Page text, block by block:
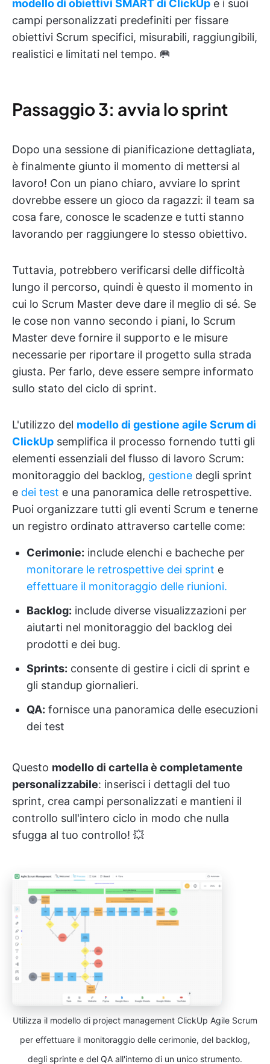
modello di obiettivi SMART di ClickUp e i suoi
campi personalizzati predefiniti per fissare
obiettivi Scrum specifici, misurabili, raggiungibili,
realistici e limitati nel tempo. 🥅
Passaggio 3: avvia lo sprint
Dopo una sessione di pianificazione dettagliata,
è finalmente giunto il momento di mettersi al
lavoro! Con un piano chiaro, avviare lo sprint
dovrebbe essere un gioco da ragazzi: il team sa
cosa fare, conosce le scadenze e tutti stanno
lavorando per raggiungere lo stesso obiettivo.
Tuttavia, potrebbero verificarsi delle difficoltà
lungo il percorso, quindi è questo il momento in
cui lo Scrum Master deve dare il meglio di sé. Se
le cose non vanno secondo i piani, lo Scrum
Master deve fornire il supporto e le misure
necessarie per riportare il progetto sulla strada
giusta. Per farlo, deve essere sempre informato
sullo stato del ciclo di sprint.
L'utilizzo del modello di gestione agile Scrum di
ClickUp semplifica il processo fornendo tutti gli
elementi essenziali del flusso di lavoro Scrum:
monitoraggio del backlog, gestione degli sprint
e dei test e una panoramica delle retrospettive.
Puoi organizzare tutti gli eventi Scrum e tenerne
un registro ordinato attraverso cartelle come:
Cerimonie: include elenchi e bacheche per
monitorare le retrospettive dei sprint e
effettuare il monitoraggio delle riunioni.
Backlog: include diverse visualizzazioni per
aiutarti nel monitoraggio del backlog dei
prodotti e dei bug.
Sprints: consente di gestire i cicli di sprint e
gli standup giornalieri.
QA: fornisce una panoramica delle esecuzioni
dei test
Questo modello di cartella è completamente
personalizzabile: inserisci i dettagli del tuo
sprint, crea campi personalizzati e mantieni il
controllo sull'intero ciclo in modo che nulla
sfugga al tuo controllo! 💥
Utilizza il modello di project management ClickUp Agile Scrum
per effettuare il monitoraggio delle cerimonie, del backlog,
degli sprinte e del QA all'interno di un unico strumento.